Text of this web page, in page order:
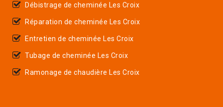
Débistrage de cheminée Les Croix
Réparation de cheminée Les Croix
Entretien de cheminée Les Croix
Tubage de cheminée Les Croix
Ramonage de chaudière Les Croix